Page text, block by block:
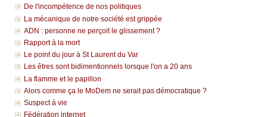
De l'incompétence de nos politiques
La mécanique de notre société est grippée
ADN : personne ne perçoit le glissement ?
Rapport à la mort
Le point du jour à St Laurent du Var
Les êtres sont bidimentionnels lorsque l'on a 20 ans
La flamme et le papillon
Alors comme ça le MoDem ne serait pas démocratique ?
Suspect à vie
Fédération internet